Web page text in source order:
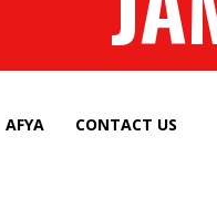
AFYA CONTACT US